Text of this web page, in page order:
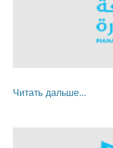
Читать дальше...